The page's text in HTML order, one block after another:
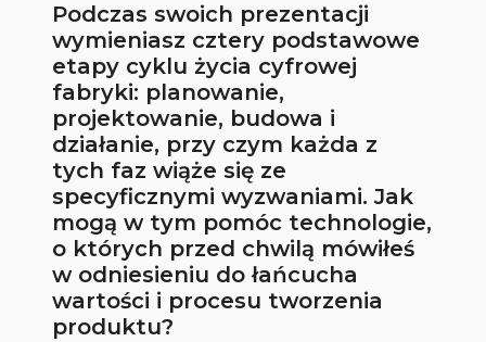
Podczas swoich prezentacji
wymieniasz cztery podstawowe
etapy cyklu życia cyfrowej
fabryki: planowanie,
projektowanie, budowa i
działanie, przy czym każda z
tych faz wiąże się ze
specyficznymi wyzwaniami. Jak
mogą w tym pomóc technologie,
o których przed chwilą mówiłeś
w odniesieniu do łańcucha
wartości i procesu tworzenia
produktu?